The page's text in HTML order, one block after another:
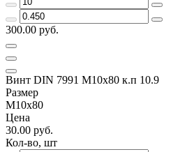
300.00 руб.
Винт DIN 7991 M10x80 к.п 10.9
Размер
M10x80
Цена
30.00 руб.
Кол-во, шт